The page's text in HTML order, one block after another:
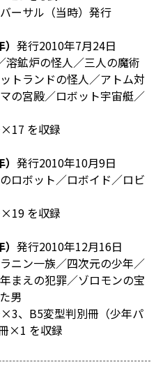
ーサル（当時）発行
発行2010年7月24日
溶鉱炉の怪人／三人の魔術
トランドの怪人／アトム対
の宮殿／ロボット宇宙艇／
を収録
発行2010年10月9日
ロボット／ロボイド／ロビ
を収録
発行2010年12月16日
ニン一族／四次元の少年／
まえの犯罪／ゾロモンの宝
男
、B5変型判別冊（少年パ
×1 を収録